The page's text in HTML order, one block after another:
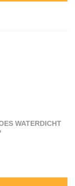
WATERDICHT